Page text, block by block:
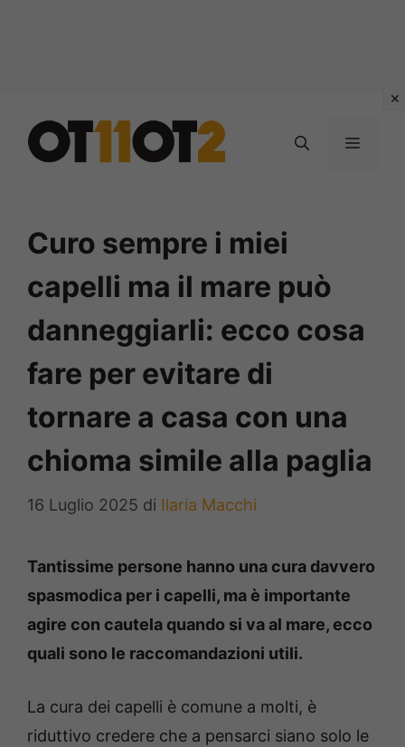
contenuto
MENU
Curo sempre i miei
capelli ma il mare può
danneggiarli: ecco cosa
fare per evitare di
tornare a casa con una
chioma simile alla paglia
16 Luglio 2025 di Ilaria Macchi
Tantissime persone hanno una cura davvero
spasmodica per i capelli, ma è importante
agire con cautela quando si va al mare, ecco
quali sono le raccomandazioni utili.
La cura dei capelli è comune a molti, è
riduttivo credere che a pensarci siano solo le